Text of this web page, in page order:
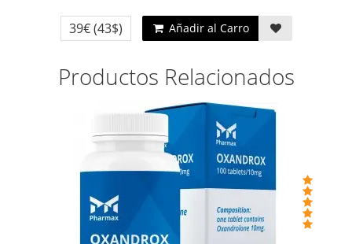
39€(43$) Añadir al Carro
Productos Relacionados